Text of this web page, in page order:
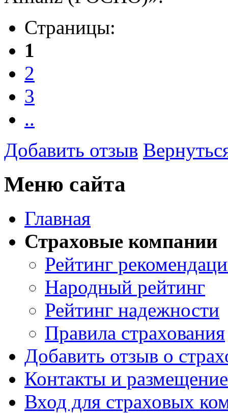
Страницы:
1
2
3
..
Добавить отзыв
Меню сайта
Главная
Страховые компании
Рейтинг
Народный рейтинг
Рейтинг надежности
Правила страхования
Добавить отзыв о
Контакты и
Вход для страховых